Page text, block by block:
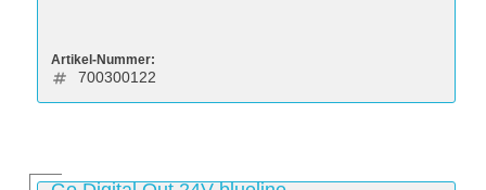
Artikel-Nummer:
700300122